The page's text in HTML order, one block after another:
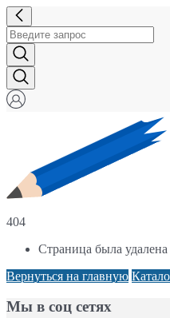
404
Страница была
Вернуться на главную
Мы в соц сетях